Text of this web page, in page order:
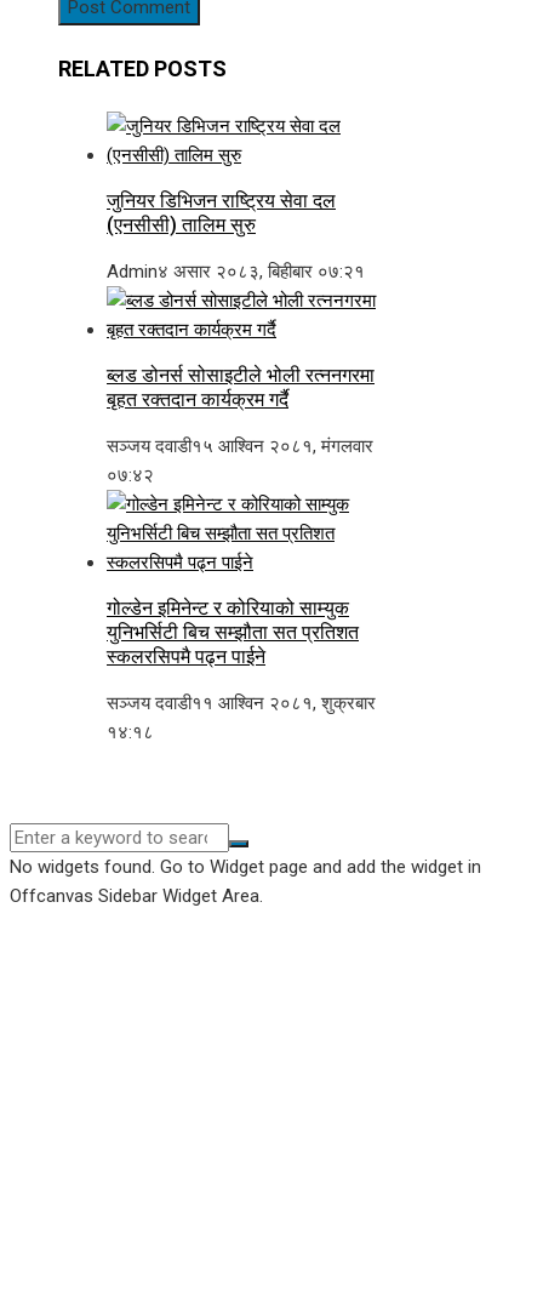
RELATED POSTS
जुनियर डिभिजन राष्ट्रिय सेवा दल
(एनसीसी) तालिम सुरु
Admin४ असार २०८३, बिहीबार ०७:२१
ब्लड डोनर्स सोसाइटीले भोली रत्ननगरमा
बृहत रक्तदान कार्यक्रम गर्दै
सञ्जय दवाडी१५ आश्विन २०८१, मंगलवार
०७:४२
गोल्डेन इमिनेन्ट र कोरियाको साम्युक
युनिभर्सिटी बिच सम्झौता सत प्रतिशत
स्कलरसिपमै पढ्न पाईने
सञ्जय दवाडी११ आश्विन २०८१, शुक्रबार
१४:१८
No widgets found. Go to Widget page and add the widget in
Offcanvas Sidebar Widget Area.